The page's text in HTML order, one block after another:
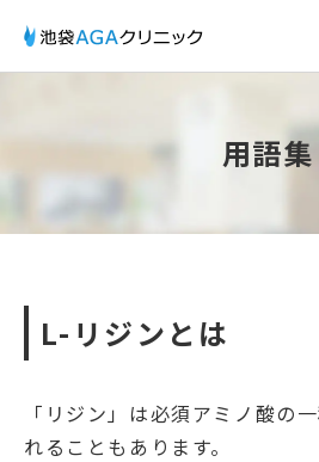
用語集
L-リジンとは
「リジン」は必須アミノ酸の
れることもあります。